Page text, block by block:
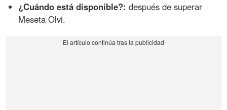
¿Cuándo está disponible?: después de superar
Meseta Olvi.